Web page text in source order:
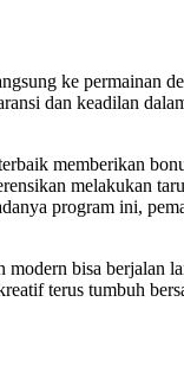
ke permainan
dan keadilan
memberikan
melakukan
program ini,
bisa berjalan
terus tumbuh